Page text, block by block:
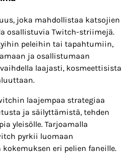
joka mahdollistaa katsojien
osallistuvia Twitch-striimejä.
peleihin tai tapahtumiin,
ja osallistumaan
laajasti, kosmeettisista
laajempaa strategiaa
ja säilyttämistä, tehden
yleisölle. Tarjoamalla
pyrkii luomaan
eri pelien faneille.